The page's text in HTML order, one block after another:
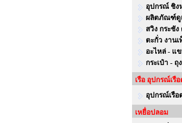
อุปกรณ์ ชิง
ผลิตภัณฑ์ดู
สวิง กระชัง
ตะกั่ว งานเ
อะไหล่ - แ
กระเป๋า - ถุ
เรือ อุปกรณ์เรื
อุปกรณ์เรือ
เหยื่อปลอม